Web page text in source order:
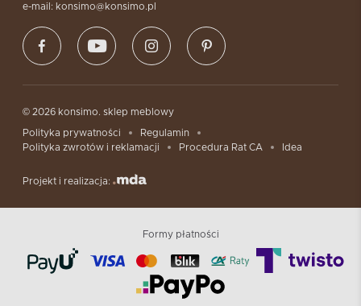
e-mail: konsimo@konsimo.pl
© 2026 konsimo. sklep meblowy
Polityka prywatności
Regulamin
Polityka zwrotów i reklamacji
Procedura Rat CA Idea
Projekt i realizacja:
Formy płatności